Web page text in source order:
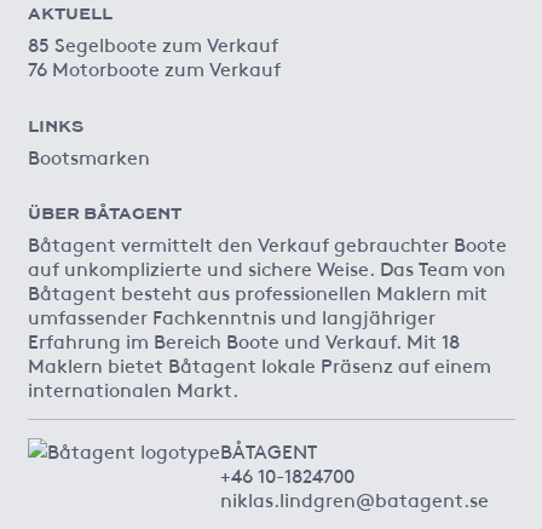
AKTUELL
85 Segelboote zum Verkauf
76 Motorboote zum Verkauf
LINKS
Bootsmarken
ÜBER BÅTAGENT
Båtagent vermittelt den Verkauf gebrauchter Boote
auf unkomplizierte und sichere Weise. Das Team von
Båtagent besteht aus professionellen Maklern mit
umfassender Fachkenntnis und langjähriger
Erfahrung im Bereich Boote und Verkauf. Mit 18
Maklern bietet Båtagent lokale Präsenz auf einem
internationalen Markt.
BÅTAGENT
+46 10-1824700
niklas.lindgren@batagent.se